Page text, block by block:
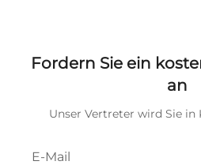
Fordern Sie ein
an
Unser Vertreter wird Sie in
E-Mail